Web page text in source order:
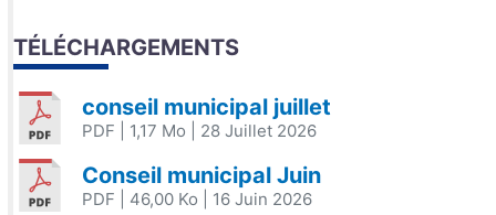
TÉLÉCHARGEMENTS
conseil municipal juillet
PDF | 1,17 Mo | 28 Juillet 2026
Conseil municipal Juin
PDF | 46,00 Ko | 16 Juin 2026